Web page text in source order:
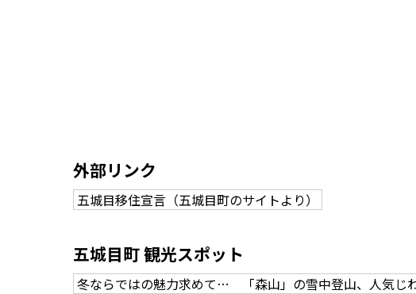
外部リンク
五城目移住宣言（五城目町のサイトより）
五城目町 観光スポット
冬ならではの魅力求めて… 「森山」の雪中登山、人気じ